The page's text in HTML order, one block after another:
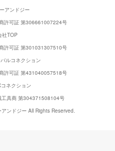
アンドジー
許可証 第306661007224号
社TOP
許可証 第301031307510号
ルコネクション
許可証 第431040057518号
ネクション
工具商 第304371508104号
ンドジー All Rights Reserved.